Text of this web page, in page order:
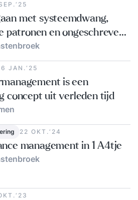
met systeemdwang,
patronen en ongeschreven
JAN.‘25
is een
concept uit verleden tijd
22 OKT.‘24
management in 1 A4tje